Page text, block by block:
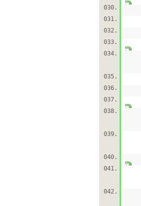
030.
031.
032.
033.
034.
035.
036.
037.
038.
039.
040.
041.
042.